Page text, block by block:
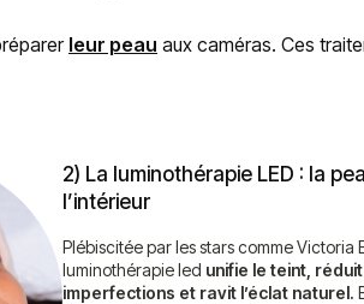
leur peau aux caméras. Ces
2) La luminothérapie LED : la
l’intérieur
Plébiscitée par les stars comme Victoria
luminothérapie led unifie le teint,
imperfections et ravit l’éclat naturel.